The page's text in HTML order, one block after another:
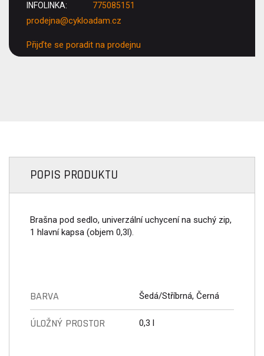
INFOLINKA: 775085151
prodejna@cykloadam.cz
Přijďte se poradit na prodejnu
POPIS PRODUKTU
Brašna pod sedlo, univerzální uchycení na suchý zip,
1 hlavní kapsa (objem 0,3l).
BARVA Šedá/Stříbrná, Černá
ÚLOŽNÝ PROSTOR 0,3 l